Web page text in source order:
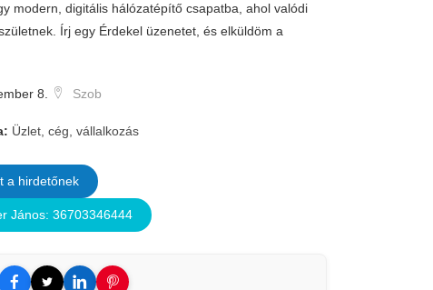
modern, digitális hálózatépítő csapatba, ahol valódi
Írj egy Érdekel üzenetet, és elküldöm a
8. Szob
Üzlet, cég, vállalkozás
a hirdetőnek
János: 36703346444